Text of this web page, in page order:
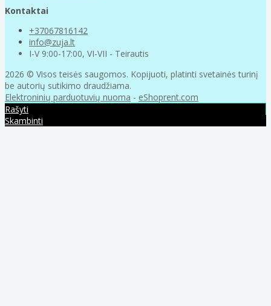
Kontaktai
+37067816142
info@zuja.lt
I-V 9:00-17:00, VI-VII - Teirautis
2026 © Visos teisės saugomos. Kopijuoti, platinti svetainės turinį
be autorių sutikimo draudžiama.
Elektroninių parduotuvių nuoma - eShoprent.com
Rašyti
Skambinti